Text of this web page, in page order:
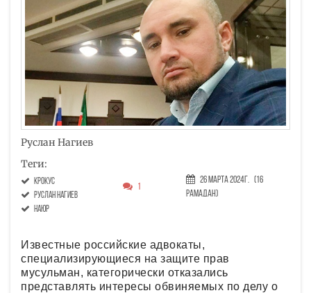
Руслан Нагиев
Теги:
Крокус
Руслан Нагиев
НАЮР
1
26 Марта 2024г. (16
Рамадан)
Известные российские адвокаты,
специализирующиеся на защите прав
мусульман, категорически отказались
представлять интересы обвиняемых по делу о